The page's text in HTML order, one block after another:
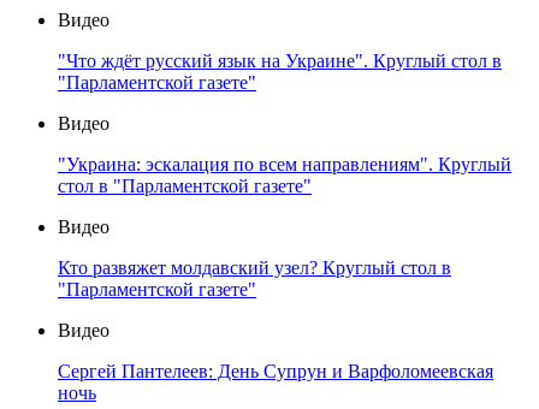
Видео
"Что ждёт русский язык на Украине". Круглый стол в
"Парламентской газете"
Видео
"Украина: эскалация по всем направлениям". Круглый
стол в "Парламентской газете"
Видео
Кто развяжет молдавский узел? Круглый стол в
"Парламентской газете"
Видео
Сергей Пантелеев: День Супрун и Варфоломеевская
ночь